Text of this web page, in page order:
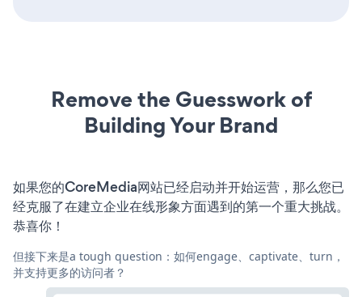
Remove the Guesswork of
Building Your Brand
如果您的CoreMedia网站已经启动并开始运营，那么您已
经克服了在建立企业在线形象方面遇到的第一个重大挑战。
恭喜你！
但接下来是a tough question：如何engage、captivate、turn，
并支持更多的访问者？